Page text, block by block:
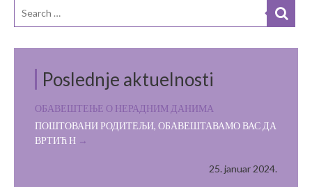
Poslednje aktuelnosti
ОБАВЕШТЕЊЕ О НЕРАДНИМ ДАНИМА
ПОШТОВАНИ РОДИТЕЉИ, ОБАВЕШТАВАМО ВАС ДА
ВРТИЋ Н
25. januar 2024.